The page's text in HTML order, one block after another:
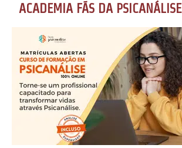
ACADEMIA FÃS DA PSICANÁLISE